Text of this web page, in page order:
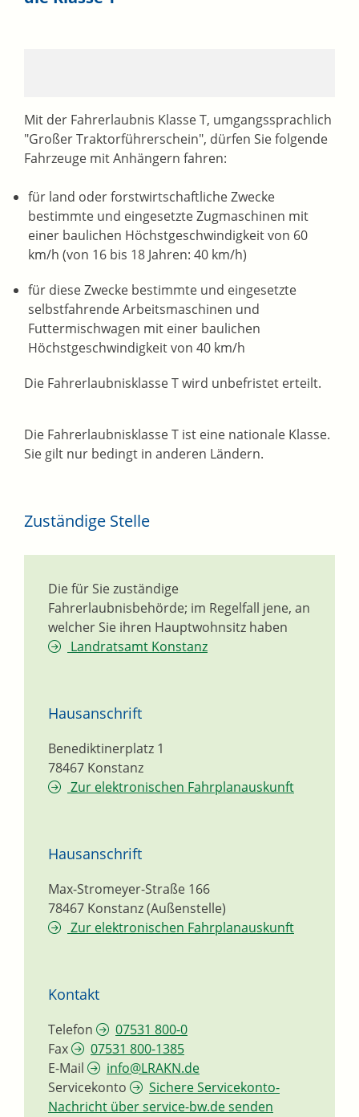
Mit der Fahrerlaubnis Klasse T, umgangssprachlich
"Großer Traktorführerschein", dürfen Sie folgende
Fahrzeuge mit Anhängern fahren:
für land oder forstwirtschaftliche Zwecke
bestimmte und eingesetzte Zugmaschinen mit
einer baulichen Höchstgeschwindigkeit von 60
km/h (von 16 bis 18 Jahren: 40 km/h)
für diese Zwecke bestimmte und eingesetzte
selbstfahrende Arbeitsmaschinen und
Futtermischwagen mit einer baulichen
Höchstgeschwindigkeit von 40 km/h
Die Fahrerlaubnisklasse T wird unbefristet erteilt.
Die Fahrerlaubnisklasse T ist eine nationale Klasse.
Sie gilt nur bedingt in anderen Ländern.
Zuständige Stelle
Die für Sie zuständige
Fahrerlaubnisbehörde; im Regelfall jene, an
welcher Sie ihren Hauptwohnsitz haben
Landratsamt Konstanz
Hausanschrift
Benediktinerplatz 1
78467 Konstanz
Zur elektronischen Fahrplanauskunft
Hausanschrift
Max-Stromeyer-Straße 166
78467 Konstanz (Außenstelle)
Zur elektronischen Fahrplanauskunft
Kontakt
Telefon
07531 800-0
Fax
07531 800-1385
E-Mail
info@LRAKN.de
Servicekonto
Sichere Servicekonto-
Nachricht über service-bw.de senden